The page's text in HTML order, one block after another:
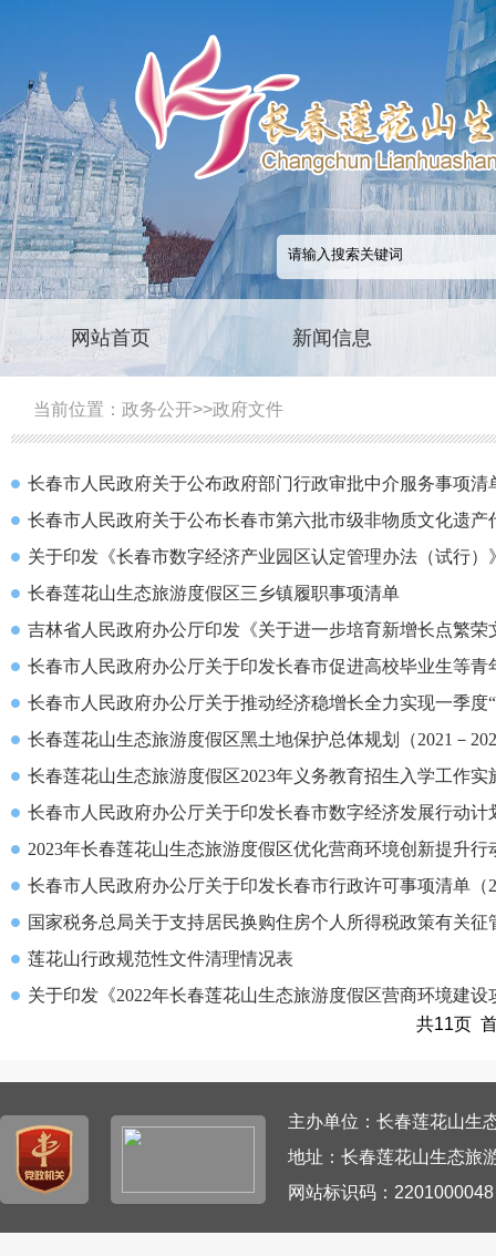
网站首页 新闻信息
当前位置： 政务公开>>政府文件
长春市人民政府关于公布政府部门行政审批中介服务事项清
长春市人民政府关于公布长春市第六批市级非物质文化遗产
关于印发《长春市数字经济产业园区认定管理办法（试行）
长春莲花山生态旅游度假区三乡镇履职事项清单
吉林省人民政府办公厅印发《关于进一步培育新增长点繁
长春市人民政府办公厅关于印发长春市促进高校毕业生等
长春市人民政府办公厅关于推动经济稳增长全力实现一季度
长春莲花山生态旅游度假区黑土地保护总体规划（2021－
长春莲花山生态旅游度假区2023年义务教育招生入学工作实
长春市人民政府办公厅关于印发长春市数字经济发展行动计
2023年长春莲花山生态旅游度假区优化营商环境创新提升行
长春市人民政府办公厅关于印发长春市行政许可事项清单（
国家税务总局关于支持居民换购住房个人所得税政策有关征
莲花山行政规范性文件清理情况表
关于印发《2022年长春莲花山生态旅游度假区营商环境建设
共11页
主办单位：长春莲花山生
地址：长春莲花山生态旅
网站标识码：